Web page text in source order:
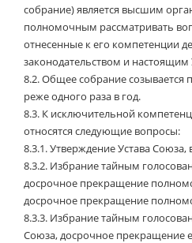
собрание) является высшим
полномочным рассматривать
отнесенные к его компетенции
законодательством и настоящим
8.2.Общее собрание созывается
реже одного раза в год.
8.3. К исключительной
относятся следующие вопросы:
8.3.1.Утверждение Устава Союза,
8.3.2. Избрание тайным
досрочное прекращение
досрочное прекращение
8.3.3. Избрание тайным
Союза, досрочное прекращение